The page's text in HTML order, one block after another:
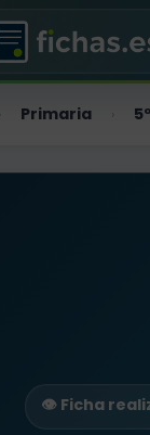
Primaria ›
👁️ Ficha